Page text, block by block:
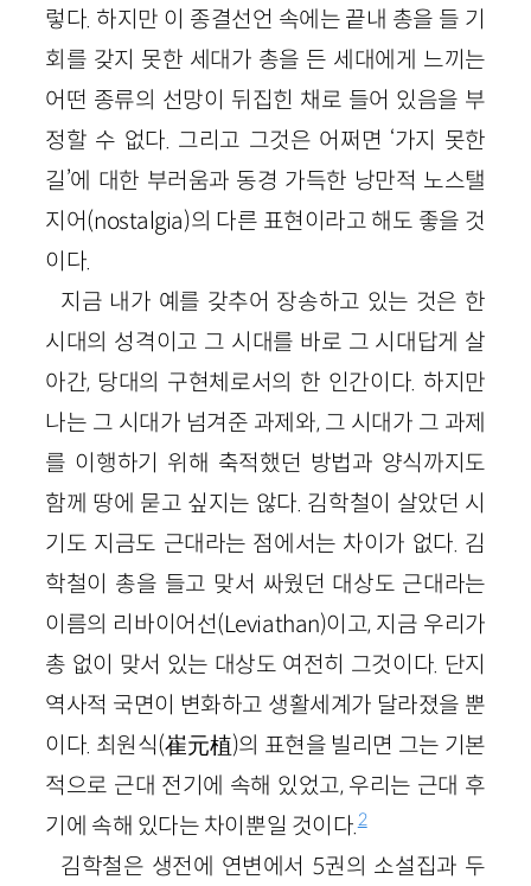
렇다. 하지만 이 종결선언 속에는 끝내 총을 들 기
회를 갖지 못한 세대가 총을 든 세대에게 느끼는
어떤 종류의 선망이 뒤집힌 채로 들어 있음을 부
정할 수 없다. 그리고 그것은 어쩌면 ‘가지 못한
길’에 대한 부러움과 동경 가득한 낭만적 노스탤
지어(nostalgia)의 다른 표현이라고 해도 좋을 것
이다.
지금 내가 예를 갖추어 장송하고 있는 것은 한
시대의 성격이고 그 시대를 바로 그 시대답게 살
아간, 당대의 구현체로서의 한 인간이다. 하지만
나는 그 시대가 넘겨준 과제와, 그 시대가 그 과제
를 이행하기 위해 축적했던 방법과 양식까지도
함께 땅에 묻고 싶지는 않다. 김학철이 살았던 시
기도 지금도 근대라는 점에서는 차이가 없다. 김
학철이 총을 들고 맞서 싸웠던 대상도 근대라는
이름의 리바이어선(Leviathan)이고, 지금 우리가
총 없이 맞서 있는 대상도 여전히 그것이다. 단지
역사적 국면이 변화하고 생활세계가 달라졌을 뿐
이다. 최원식(崔元植)의 표현을 빌리면 그는 기본
적으로 근대 전기에 속해 있었고, 우리는 근대 후
기에 속해 있다는 차이뿐일 것이다.2
김학철은 생전에 연변에서 5권의 소설집과 두